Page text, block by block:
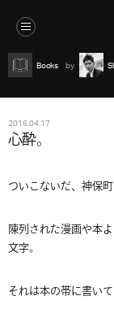
Books
2016.04.17
心酔。
ついこないだ、神保
陳列された漫画や本
文字。
それは本の帯に書い